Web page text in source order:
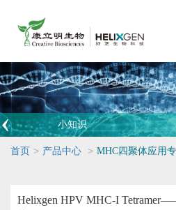
小知识
首页 > 产品中心 > MHC四聚体应用
Helixgen HPV MHC-I